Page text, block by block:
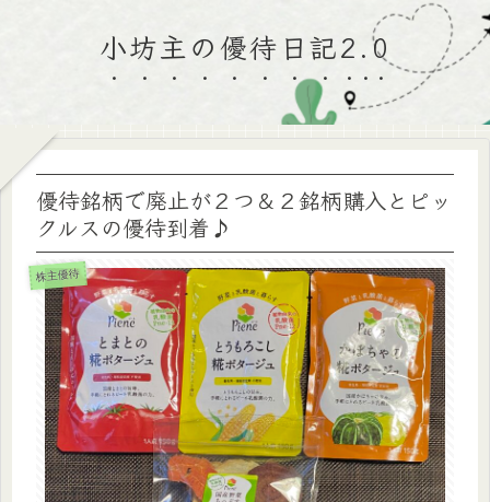
小坊主の優待日記2.0
優待銘柄で廃止が２つ＆２銘柄購入とピッ
クルスの優待到着♪
株主優待